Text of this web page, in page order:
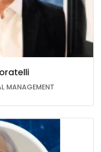
MANAGEMENT